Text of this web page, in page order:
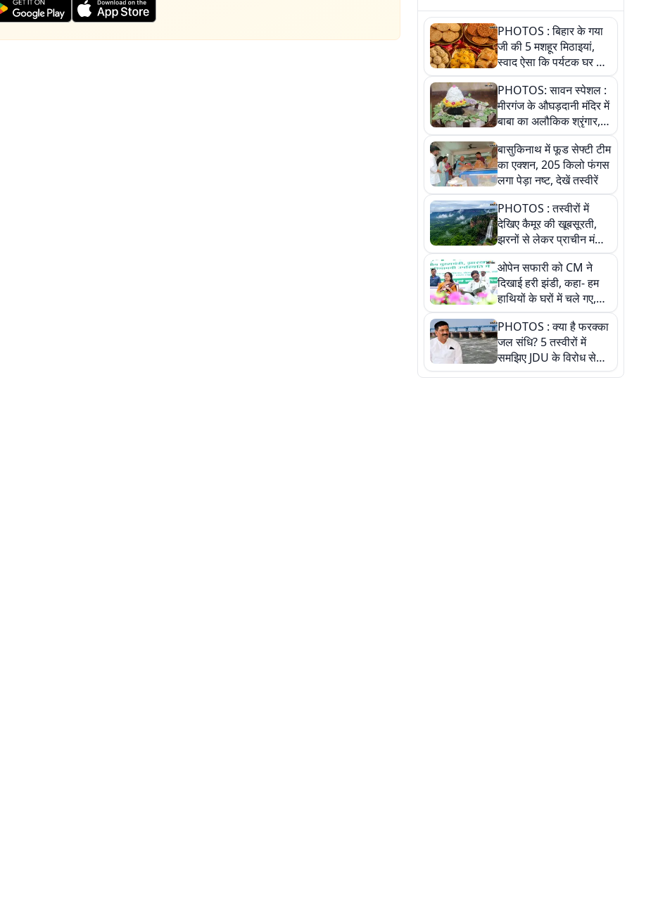
PHOTOS : बिहार के गया
जी की 5 मशहूर मिठाइयां,
स्वाद ऐसा कि पर्यटक घर ले
जाना नहीं भूलते, तस्वीरों में
देखें
PHOTOS: सावन स्पेशल :
मीरगंज के औघड़दानी मंदिर में
बाबा का अलौकिक श्रृंगार,
तस्वीरों में देखें महादेव के कई
मनमोहक स्वरूप
बासुकिनाथ में फूड सेफ्टी टीम
का एक्शन, 205 किलो फंगस
लगा पेड़ा नष्ट, देखें तस्वीरें
PHOTOS : तस्वीरों में
देखिए कैमूर की खूबसूरती,
झरनों से लेकर प्राचीन मंदिरों
तक प्रकृति और आस्था का
अद्भुत संगम
ओपेन सफारी को CM ने
दिखाई हरी झंडी, कहा- हम
हाथियों के घरों में चले गए,
देखें तस्वीरें
PHOTOS : क्या है फरक्का
जल संधि? 5 तस्वीरों में
समझिए JDU के विरोध से
लेकर बिहार पर असर तक